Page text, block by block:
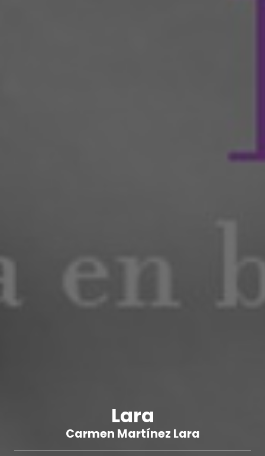
Lara
Carmen Martínez Lara